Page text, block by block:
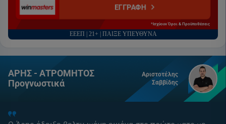
ΕΓΓΡΑΦΗ
*Ισχύουν Όροι & Προϋποθέσεις
ΕΕΕΠ | 21+ | ΠΑΙΞΕ ΥΠΕΥΘΥΝΑ
ΑΡΗΣ - ΑΤΡΟΜΗΤΟΣ
Προγνωστικά
Αριστοτέλης
Σαββίδης